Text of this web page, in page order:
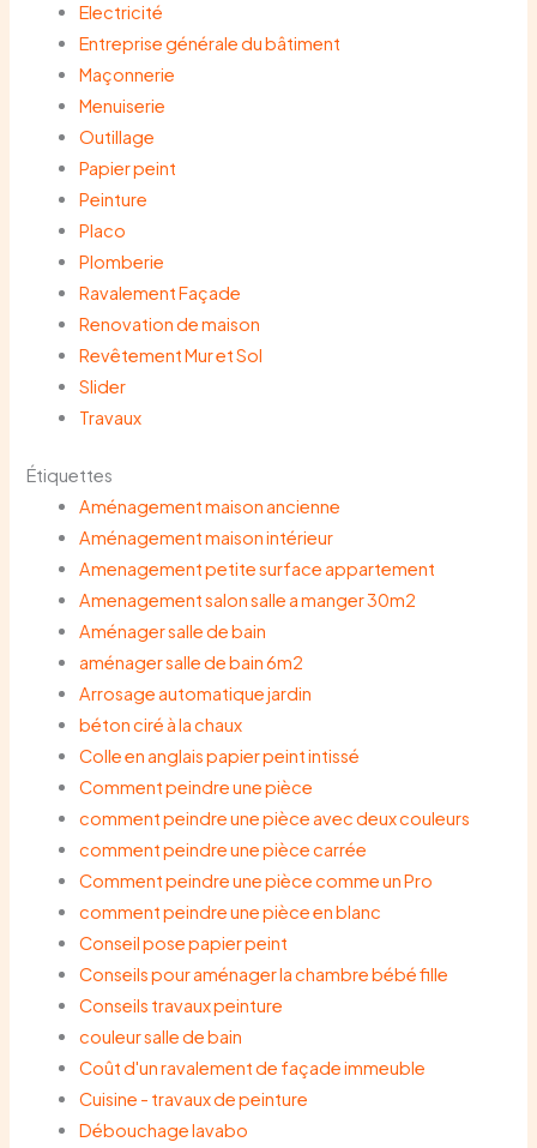
Electricité
Entreprise générale du bâtiment
Maçonnerie
Menuiserie
Outillage
Papier peint
Peinture
Placo
Plomberie
Ravalement Façade
Renovation de maison
Revêtement Mur et Sol
Slider
Travaux
Étiquettes
Aménagement maison ancienne
Aménagement maison intérieur
Amenagement petite surface appartement
Amenagement salon salle a manger 30m2
Aménager salle de bain
aménager salle de bain 6m2
Arrosage automatique jardin
béton ciré à la chaux
Colle en anglais papier peint intissé
Comment peindre une pièce
comment peindre une pièce avec deux couleurs
comment peindre une pièce carrée
Comment peindre une pièce comme un Pro
comment peindre une pièce en blanc
Conseil pose papier peint
Conseils pour aménager la chambre bébé fille
Conseils travaux peinture
couleur salle de bain
Coût d'un ravalement de façade immeuble
Cuisine - travaux de peinture
Débouchage lavabo